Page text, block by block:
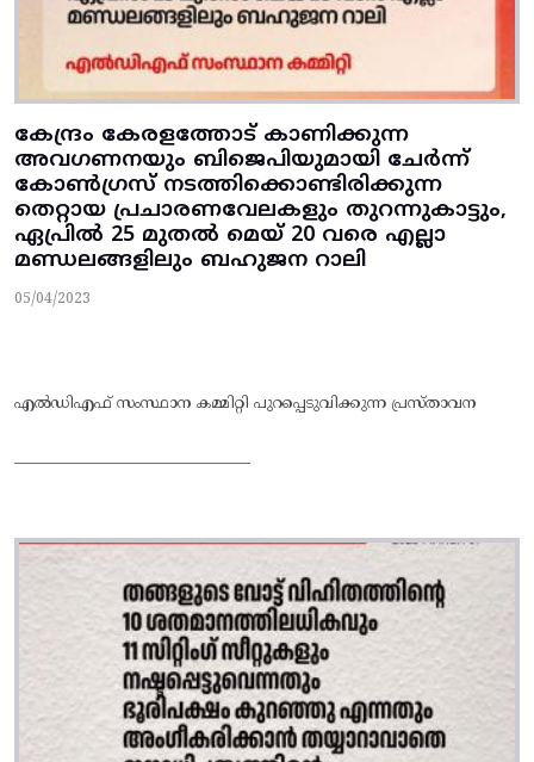
കേന്ദ്രം കേരളത്തോട് കാണിക്കുന്ന
അവഗണനയും ബിജെപിയുമായി ചേർന്ന്
കോൺഗ്രസ് നടത്തിക്കൊണ്ടിരിക്കുന്ന
തെറ്റായ പ്രചാരണവേലകളും തുറന്നുകാട്ടും,
ഏപ്രിൽ 25 മുതൽ മെയ് 20 വരെ എല്ലാ
മണ്ഡലങ്ങളിലും ബഹുജന റാലി
05/04/2023
എൽഡിഎഫ് സംസ്ഥാന കമ്മിറ്റി പുറപ്പെടുവിക്കുന്ന പ്രസ്താവന